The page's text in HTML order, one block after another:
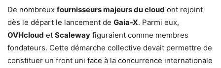
De nombreux fournisseurs majeurs du cloud ont rejoint
dès le départ le lancement de Gaia-X. Parmi eux,
OVHcloud et Scaleway figuraient comme membres
fondateurs. Cette démarche collective devait permettre de
constituer un front uni face à la concurrence internationale